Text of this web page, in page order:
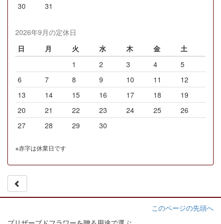
30
31
2026年9月の定休日
日
月 火 水 木 金
土
1
2 3 4
5
6
7 8 9 10 11
12
13
14 15 16 17 18
19
20
21 22 23 24 25
26
27
28 29 30
※赤字は休業日です
このページの先頭へ